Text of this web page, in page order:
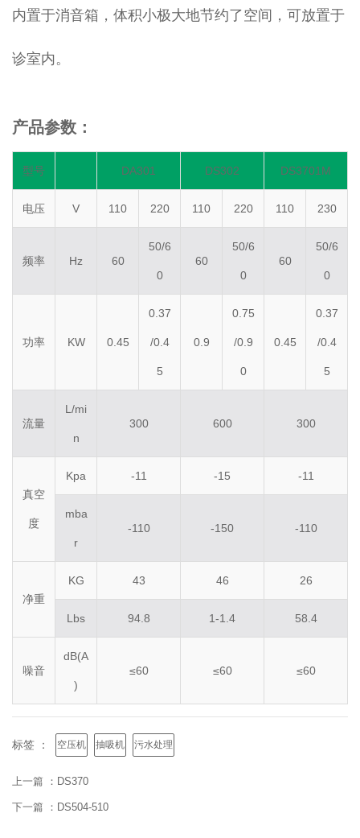
内置于消音箱，体积小极大地节约了空间，可放置于
诊室内。
产品参数：
型号 DA301 DS302 DS3701M
电压 V 110 220 110 220 110 230
频率 Hz 60
50/6
0
60
50/6
0
60
50/6
0
功率 KW 0.45
0.37
/0.4
5
0.9
0.75
/0.9
0
0.45
0.37
/0.4
5
流量
L/mi
n
300 600 300
真空
度
Kpa -11 -15 -11
mba
r
-110 -150 -110
净重
KG 43 46 26
Lbs 94.8 1-1.4 58.4
噪音
dB(A
)
≤60 ≤60 ≤60
标签 ： 空压机 抽吸机 污水处理
上一篇 ： DS370
下一篇 ： DS504-510